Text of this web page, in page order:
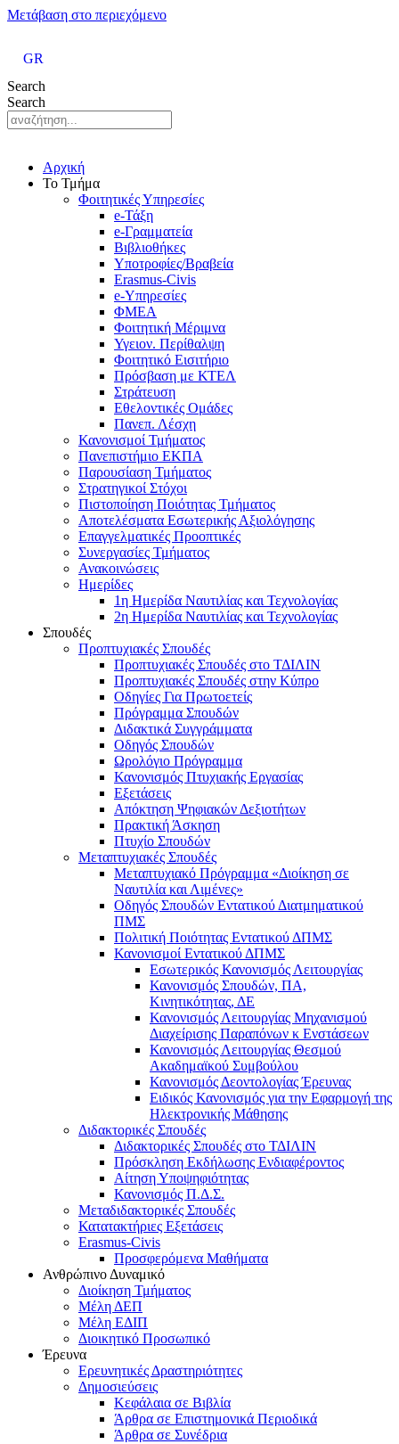
Μετάβαση στο περιεχόμενο
GR
Search
Search
Αρχική
Το Τμήμα
Φοιτητικές Υπηρεσίες
e-Τάξη
e-Γραμματεία
Βιβλιοθήκες
Υποτροφίες/Βραβεία
Erasmus-Civis
e-Υπηρεσίες
ΦΜΕΑ
Φοιτητική Μέριμνα
Υγειον. Περίθαλψη
Φοιτητικό Εισιτήριο
Πρόσβαση με ΚΤΕΛ
Στράτευση
Εθελοντικές Ομάδες
Πανεπ. Λέσχη
Κανονισμοί Τμήματος
Πανεπιστήμιο ΕΚΠΑ
Παρουσίαση Τμήματος
Στρατηγικοί Στόχοι
Πιστοποίηση Ποιότητας Τμήματος
Αποτελέσματα Εσωτερικής Αξιολόγησης
Επαγγελματικές Προοπτικές
Συνεργασίες Τμήματος
Ανακοινώσεις
Ημερίδες
1η Ημερίδα Ναυτιλίας και Τεχνολογίας
2η Ημερίδα Ναυτιλίας και Τεχνολογίας
Σπουδές
Προπτυχιακές Σπουδές
Προπτυχιακές Σπουδές στο ΤΔΙΛΙΝ
Προπτυχιακές Σπουδές στην Κύπρο
Οδηγίες Για Πρωτοετείς
Πρόγραμμα Σπουδών
Διδακτικά Συγγράμματα
Οδηγός Σπουδών
Ωρολόγιο Πρόγραμμα
Κανονισμός Πτυχιακής Εργασίας
Εξετάσεις
Απόκτηση Ψηφιακών Δεξιοτήτων
Πρακτική Άσκηση
Πτυχίο Σπουδών
Μεταπτυχιακές Σπουδές
Μεταπτυχιακό Πρόγραμμα «Διοίκηση σε
Ναυτιλία και Λιμένες»
Οδηγός Σπουδών Εντατικού Διατμηματικού
ΠΜΣ
Πολιτική Ποιότητας Εντατικού ΔΠΜΣ
Κανονισμοί Εντατικού ΔΠΜΣ
Εσωτερικός Κανονισμός Λειτουργίας
Κανονισμός Σπουδών, ΠΑ,
Κινητικότητας, ΔΕ
Κανονισμός Λειτουργίας Μηχανισμού
Διαχείρισης Παραπόνων κ Ενστάσεων
Κανονισμός Λειτουργίας Θεσμού
Ακαδημαϊκού Συμβούλου
Κανονισμός Δεοντολογίας Έρευνας
Ειδικός Κανονισμός για την Εφαρμογή της
Ηλεκτρονικής Μάθησης
Διδακτορικές Σπουδές
Διδακτορικές Σπουδές στο ΤΔΙΛΙΝ
Πρόσκληση Εκδήλωσης Ενδιαφέροντος
Αίτηση Υποψηφιότητας
Κανονισμός Π.Δ.Σ.
Μεταδιδακτορικές Σπουδές
Κατατακτήριες Εξετάσεις
Erasmus-Civis
Προσφερόμενα Μαθήματα
Ανθρώπινο Δυναμικό
Διοίκηση Τμήματος
Μέλη ΔΕΠ
Μέλη ΕΔΙΠ
Διοικητικό Προσωπικό
Έρευνα
Ερευνητικές Δραστηριότητες
Δημοσιεύσεις
Κεφάλαια σε Βιβλία
Άρθρα σε Επιστημονικά Περιοδικά
Άρθρα σε Συνέδρια